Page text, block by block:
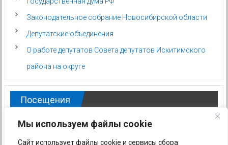
Мы используем файлы cookie
Сайт использует файлы cookie и сервисы сбора
Законодательное собрание Новосибирской области
Депутатские объединения
О работе депутатов Совета депутатов Искитимского
района на округе
Посещения